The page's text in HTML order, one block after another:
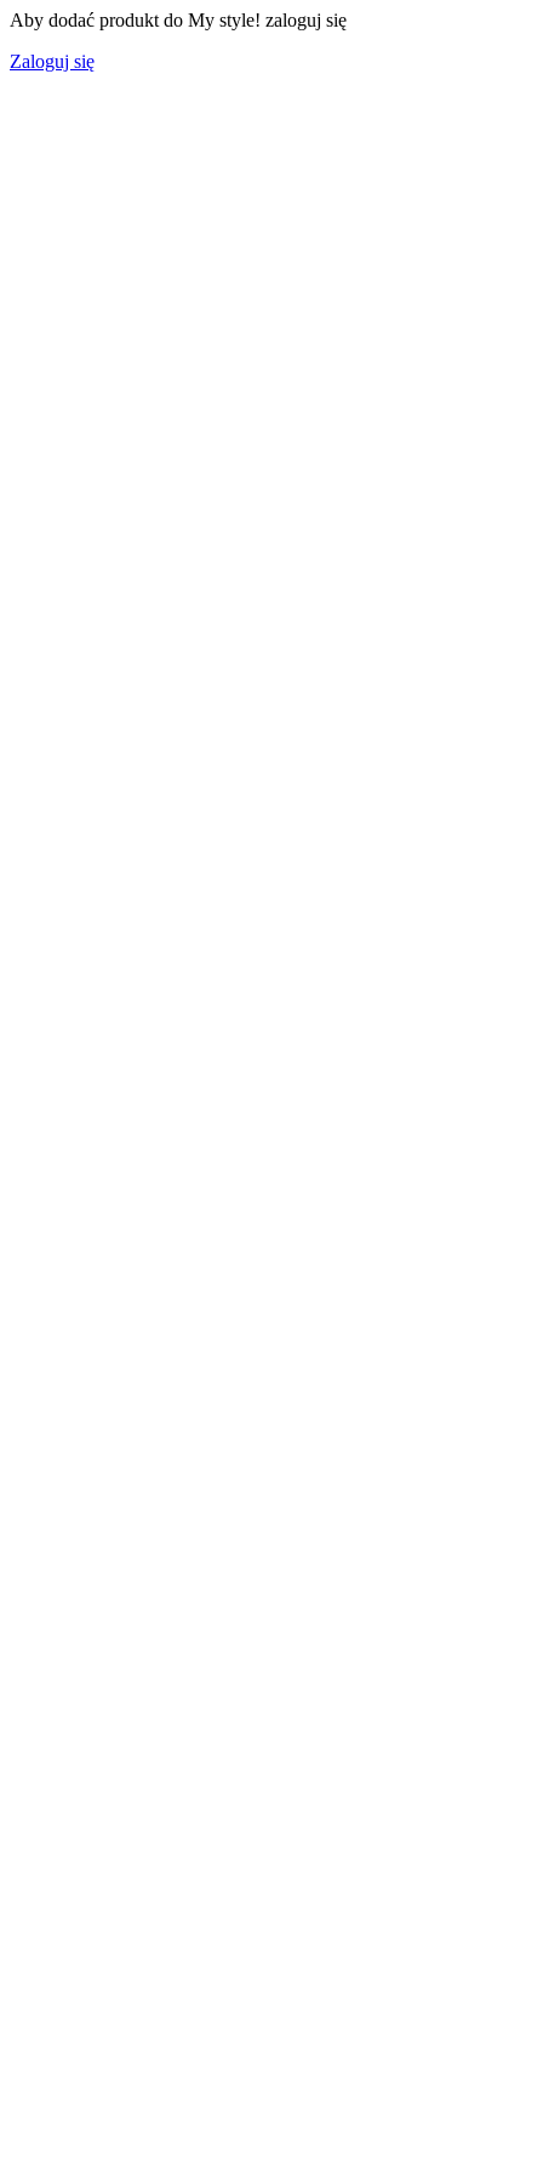
Aby dodać produkt do My style! zaloguj się
Zaloguj się